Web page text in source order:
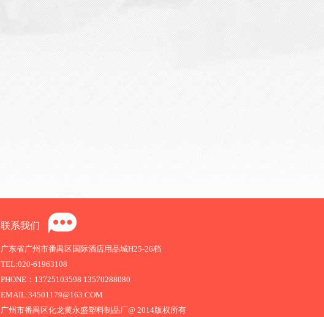
联系我们
广东省广州市番禺区国际酒店用品城H25-26档
TEL:020-61963108
PHONE：13725103598 13570288080
EMAIL:34501179@163.COM
广州市番禺区化龙黄永盛塑料制品厂@ 2014版权所有